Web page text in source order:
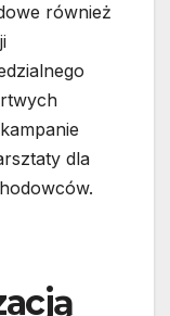
również
dla